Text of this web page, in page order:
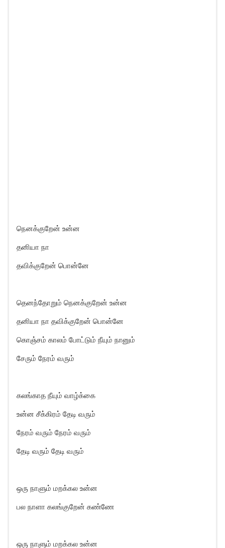
நெனக்குறேன் உன்ன
தனியா நா
தவிக்குறேன் பொன்னே
தெனந்தோறும் நெனக்குறேன் உன்ன
தனியா நா தவிக்குறேன் பொன்னே
கொஞ்சம் காலம் போட்டும் நீயும் நானும்
சேரும் நேரம் வரும்
கலங்காத நீயும் வாழ்க்கை
உன்ன சீக்கிரம் தேடி வரும்
நேரம் வரும் நேரம் வரும்
தேடி வரும் தேடி வரும்
ஒரு நாளும் மறக்கல உன்ன
பல நாளா கலங்குறேன் கண்ணே
ஒரு நாளும் மறக்கல உன்ன